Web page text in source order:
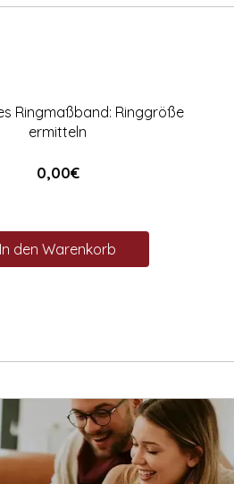
Ringmaßband: Ringgröße
ermitteln
0,00€Preis
In den Warenkorb